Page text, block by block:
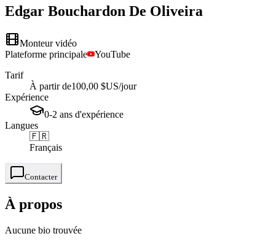
Edgar Bouchardon De Oliveira
Monteur vidéo
Plateforme principale
YouTube
Tarif
À partir de100,00 $US/jour
Expérience
0-2 ans d'expérience
Langues
🇫🇷
Français
Contacter
À propos
Aucune bio trouvée